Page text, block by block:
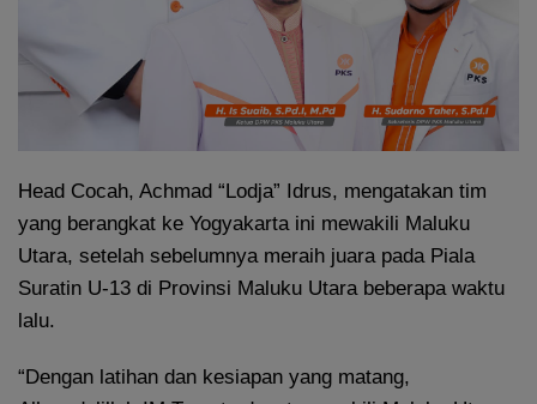
Head Cocah, Achmad “Lodja” Idrus, mengatakan tim
yang berangkat ke Yogyakarta ini mewakili Maluku
Utara, setelah sebelumnya meraih juara pada Piala
Suratin U-13 di Provinsi Maluku Utara beberapa waktu
lalu.
“Dengan latihan dan kesiapan yang matang,